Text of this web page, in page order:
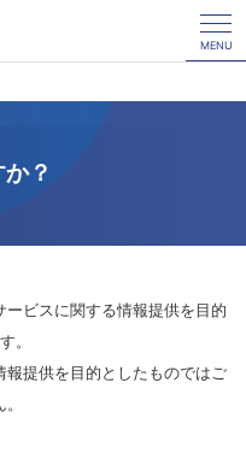
MENU
？
ビスに関する情報提供を目的
。
提供を目的としたものではご